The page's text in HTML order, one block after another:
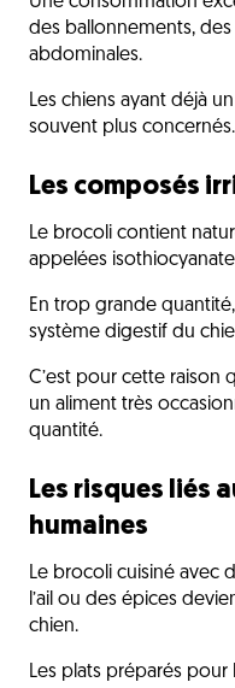
des ballonnements,
abdominales.
Les chiens ayant déjà
souvent plus concernés.
Les composés
Le brocoli contient
appelées
En trop grande
système digestif du
C’est pour cette raison
un aliment très
quantité.
Les risques liés
humaines
Le brocoli cuisiné avec
l’ail ou des épices
chien.
Les plats préparés